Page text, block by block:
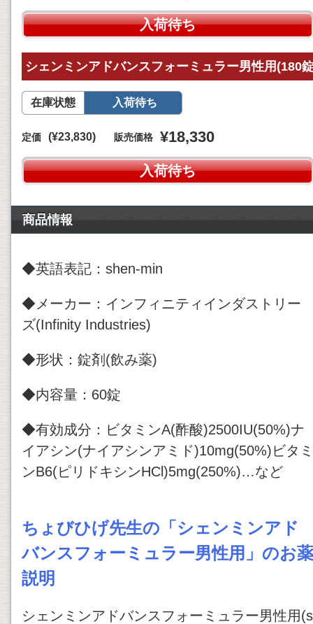
入荷待ち
シェンミンアドバンスフォーミュラー男性用(180
在庫状態 入荷待ち
定価 (¥23,830) 販売価格 ¥18,330
入荷待ち
商品情報
◆英語表記：shen-min
◆メーカー：インフィニティインダストリー
ズ(Infinity Industries)
◆形状：錠剤(飲み薬)
◆内容量：60錠
◆有効成分：ビタミンA(酢酸)2500IU(50%)ナ
イアシン(ナイアシンアミド)10mg(50%)ビタミ
ンB6(ピリドキシンHCl)5mg(250%)…など
ちょびひげ先生の「シェンミンアド
バンスフォーミュラー男性用」のお薬
説明
シェンミンアドバンスフォーミュラー男性用(s